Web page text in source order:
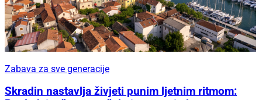
Zabava za sve generacije
Skradin nastavlja živjeti punim ljetnim ritmom: